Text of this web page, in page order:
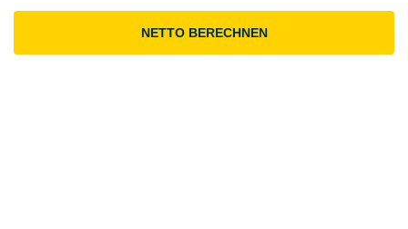
NETTO BERECHNEN